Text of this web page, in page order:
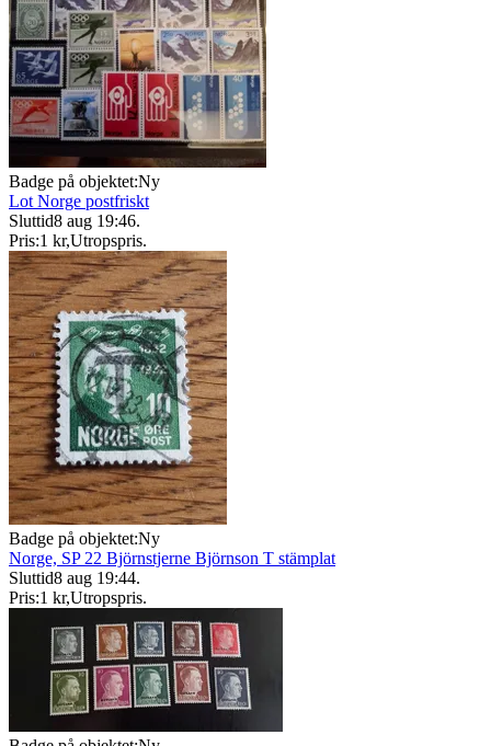
Badge på objektet:Ny
Lot Norge postfriskt
Sluttid8 aug 19:46.
Pris:1 kr,Utropspris.
Badge på objektet:Ny
Norge, SP 22 Björnstjerne Björnson T stämplat
Sluttid8 aug 19:44.
Pris:1 kr,Utropspris.